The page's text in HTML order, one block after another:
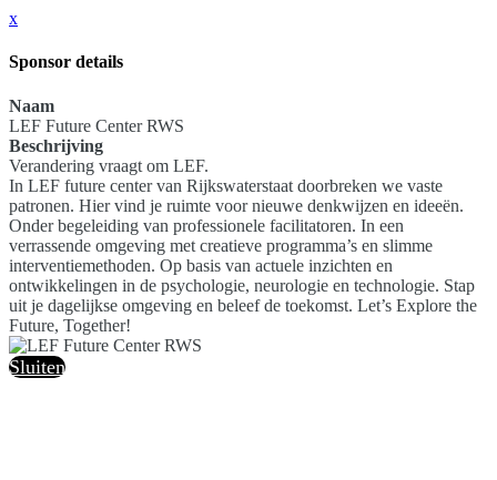
x
Sponsor details
Naam
LEF Future Center RWS
Beschrijving
Verandering vraagt om LEF.
In LEF future center van Rijkswaterstaat doorbreken we vaste
patronen. Hier vind je ruimte voor nieuwe denkwijzen en ideeën.
Onder begeleiding van professionele facilitatoren. In een
verrassende omgeving met creatieve programma’s en slimme
interventiemethoden. Op basis van actuele inzichten en
ontwikkelingen in de psychologie, neurologie en technologie. Stap
uit je dagelijkse omgeving en beleef de toekomst. Let’s Explore the
Future, Together!
Sluiten